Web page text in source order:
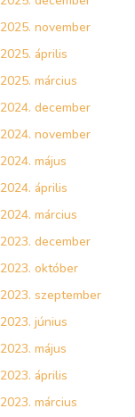
2025. november
2025. április
2025. március
2024. december
2024. november
2024. május
2024. április
2024. március
2023. december
2023. október
2023. szeptember
2023. június
2023. május
2023. április
2023. március